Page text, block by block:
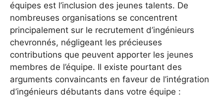
équipes est l’inclusion des jeunes talents. De
nombreuses organisations se concentrent
principalement sur le recrutement d’ingénieurs
chevronnés, négligeant les précieuses
contributions que peuvent apporter les jeunes
membres de l’équipe. Il existe pourtant des
arguments convaincants en faveur de l’intégration
d’ingénieurs débutants dans votre équipe :